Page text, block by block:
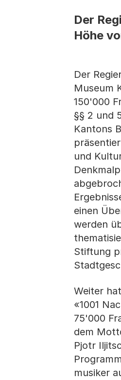
Der
Höhe
Der
Museum
150'000
§§ 2 und
Kantons
und
einen
werden
Stiftung
Weiter
«1001
75'000
dem
Pjotr
musiker